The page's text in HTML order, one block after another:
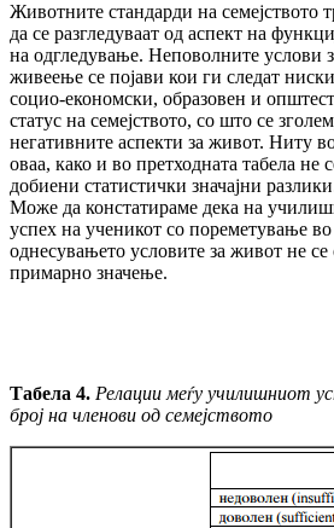
Животните стандарди на семејството
да се разгледуваат од аспект на
на одгледување. Неповолните услови
живеење се појави кои ги следат
социо-економски, образовен и
статус на семејството, со што се
негативните аспекти за живот. Ниту
оваа, како и во претходната табела не
добиени статистички значајни
Може да констатираме дека на
успех на ученикот со пореметување во
однесувањето условите за живот не се
примарно значење.
Табела 4. Релации меѓу училишниот
број на членови од семејството